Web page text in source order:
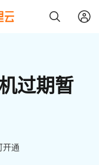
过期暂
开通